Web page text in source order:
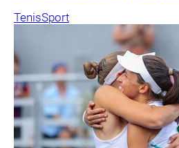
TenisSport